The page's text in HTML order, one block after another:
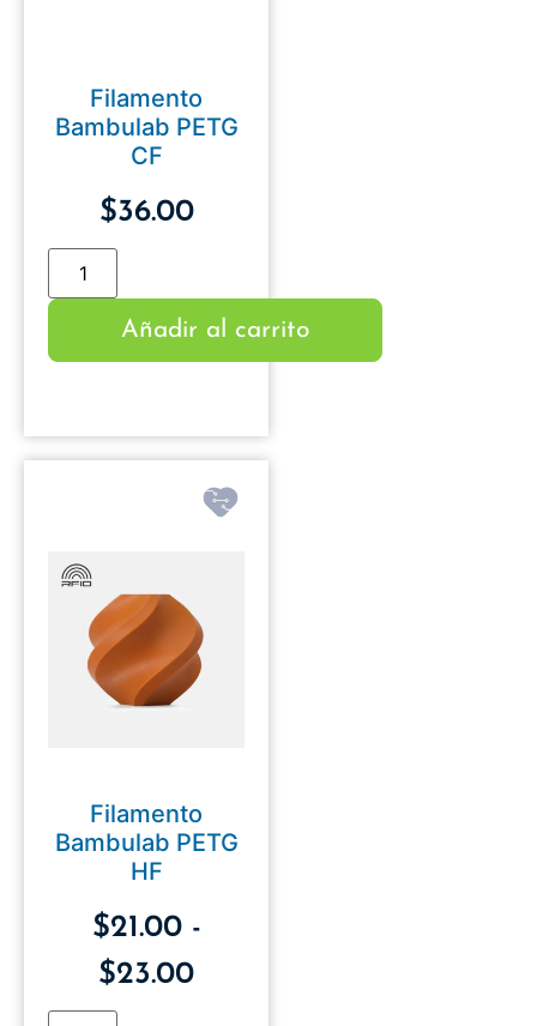
Filamento
Bambulab PETG
CF
$36.00
Añadir al carrito
Filamento
Bambulab PETG
HF
$21.00 -
$23.00